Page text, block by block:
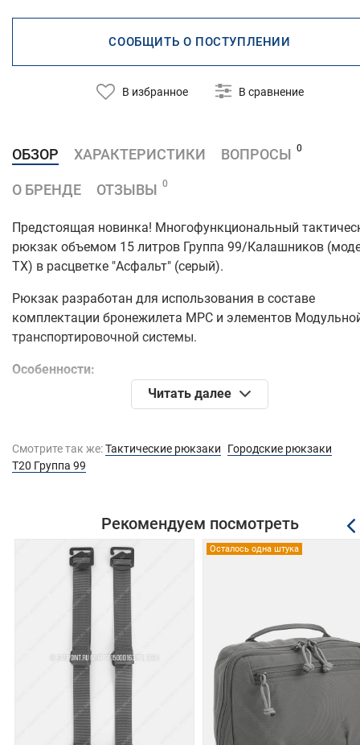
СООБЩИТЬ О ПОСТУПЛЕНИИ
В избранное В сравнение
ОБЗОР ХАРАКТЕРИСТИКИ ВОПРОСЫ 0
О БРЕНДЕ ОТЗЫВЫ 0
Предстоящая новинка! Многофункциональный
рюкзак объемом 15 литров Группа 99/Калашников
TX) в расцветке "Асфальт" (серый).
Рюкзак разработан для использования в составе
комплектации бронежилета МРС и элементов
транспортировочной системы.
Особенности:
Спинка и лямки рюкзака адаптированы для
возможностью самостоятельно надеть и снять
Велкро-панели внутри основного объема
предназначены для крепления контейнеров/
(приобретаются отдельно);
Внешний карман на спинке из водонепроницаемой
эластичной ткани для размещения гидратора или
документов;
Дополнительные внешние карманы на молнии на
передней стенке;
Модуль «бобровый хвост» выполнен
для использования рюкзака в условиях
конспиративных действий;
Боковые карманы с клапанами для надежного и
Читать далее
Смотрите так же:Тактические рюкзаки
Городские рюкзаки
Т20 Группа 99
Рекомендуем посмотреть
Осталось одна штука